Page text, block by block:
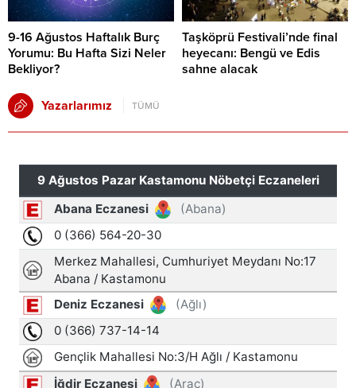
9-16 Ağustos Haftalık Burç
Yorumu: Bu Hafta Sizi Neler
Bekliyor?
Taşköprü Festivali’nde final
heyecanı: Bengü ve Edis
sahne alacak
Yazarlarımız TÜMÜ